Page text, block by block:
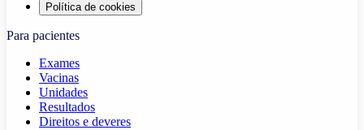
Política de cookies
Para pacientes
Exames
Vacinas
Unidades
Resultados
Direitos e deveres